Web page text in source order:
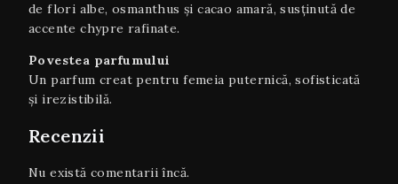
de flori albe, osmanthus și cacao amară, susținută de
accente chypre rafinate.
Povestea parfumului
Un parfum creat pentru femeia puternică, sofisticată
și irezistibilă.
Recenzii
Nu există comentarii încă.